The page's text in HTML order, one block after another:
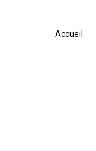
Accueil